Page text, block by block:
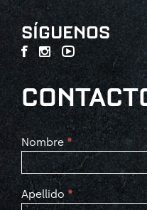
SÍGUENOS
Contact
Us
Nombre *
Apellido *